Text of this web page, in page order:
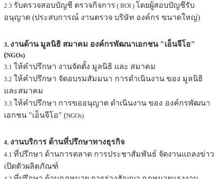
2.3 รับตรวจสอบบัญชี ตรวจกิจการ ( BOI ) โดยผู้สอบบัญชีรับ
อนุญาต (ประสบการณ์ งานตรวจ บริษัท องค์กร ขนาดใหญ่)
3. งานด้าน มูลนิธิ สมาคม องค์กรพัฒนาเอกชน "เอ็นจีโอ"
(NGOs)
3.1 ให้คำปรึกษา งานจัดตั้ง มูลนิธิ และ สมาคม
3.2 ให้คำปรึกษา จัดอบรมสัมมนา การดำเนินงาน ของ มูลนิธิ
และสมาคม
3.3 ให้คำปรึกษา การขออนุญาต ดำเนินงาน ของ องค์กรพัฒนา
เอกชน "เอ็นจีโอ" (NGOs)
4. งานบริการ ด้านที่ปรึกษาทางธุรกิจ
4.1 ที่ปรึกษา ด้านการตลาด การประชาสัมพันธ์ จัดงานแถลงข่าว
เปิดตัวผลิตภัณฑ์